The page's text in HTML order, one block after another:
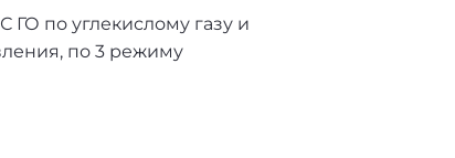
по углекислому газу и
по 3 режиму